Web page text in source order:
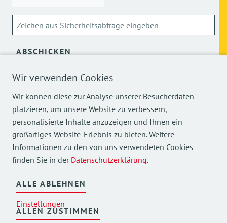
Wir verwenden Cookies
Wir können diese zur Analyse unserer Besucherdaten
platzieren, um unsere Website zu verbessern,
personalisierte Inhalte anzuzeigen und Ihnen ein
großartiges Website-Erlebnis zu bieten. Weitere
Informationen zu den von uns verwendeten Cookies
finden Sie in der Datenschutzerklärung.
ALLE ABLEHNEN
Einstellungen
ALLEN ZUSTIMMEN
ABSCHICKEN
Über die Verarbeitung meiner personenbezogenen Daten
Mehr Einblicke in unsere Arbeit finden Sie auch auf
unseren Social Media Kanälen.